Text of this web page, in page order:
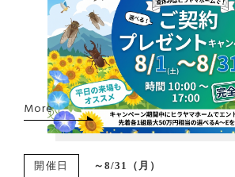
More
開催日 ～8/31（月）